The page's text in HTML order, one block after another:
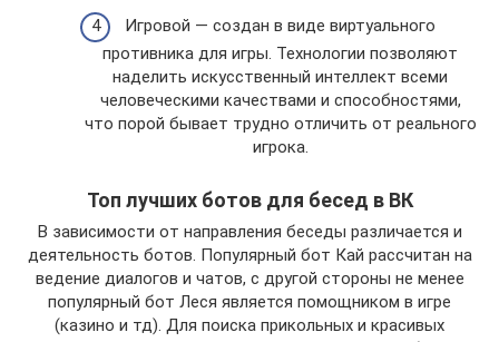
Игровой — создан в виде виртуального
противника для игры. Технологии позволяют
наделить искусственный интеллект всеми
человеческими качествами и способностями,
что порой бывает трудно отличить от реального
игрока.
Топ лучших ботов для бесед в ВК
В зависимости от направления беседы различается и
деятельность ботов. Популярный бот Кай рассчитан на
ведение диалогов и чатов, с другой стороны не менее
популярный бот Леся является помощником в игре
(казино и тд). Для поиска прикольных и красивых